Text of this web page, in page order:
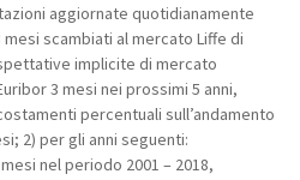
aggiornate quotidianamente
scambiati al mercato Liffe di
implicite di mercato
3 mesi nei prossimi 5 anni,
percentuali sull’andamento
2) per gli anni seguenti:
nel periodo 2001 – 2018,